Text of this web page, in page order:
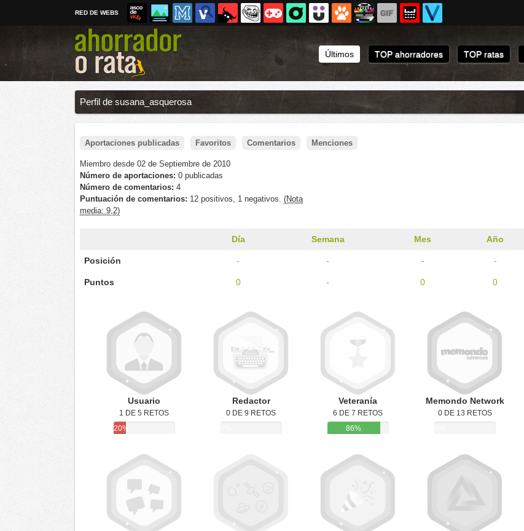
RED DE WEBS
Últimos TOP ahorradores TOP ratas
Perfil de susana_asquerosa
Aportaciones publicadas Favoritos Comentarios Menciones
Miembro desde 02 de Septiembre de 2010
Número de aportaciones: 0 publicadas
Número de comentarios: 4
Puntuación de comentarios: 12 positivos, 1 negativos. (Nota
media: 9,2)
Día Semana Mes Año
Posición - - - -
Puntos 0 - 0 0
Usuario
1 DE 5 RETOS
20%
Redactor
0 DE 9 RETOS
Veteranía
6 DE 7 RETOS
86%
Memondo Network
0 DE 13 RETOS